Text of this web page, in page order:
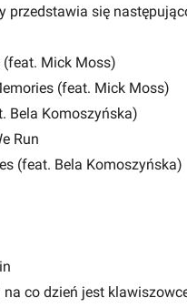
przedstawia się
Mick Moss)
(feat. Mick Moss)
Bela Komoszyńska)
Run
(feat. Bela Komoszyńska)
na co dzień jest